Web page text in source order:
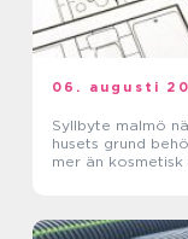
06. augusti
Syllbyte malmö när
husets grund
mer än kosmetisk